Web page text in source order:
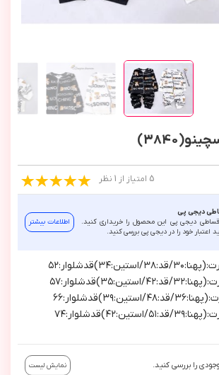
5 امتیاز از 1 نظر
دیجی پی
دیجی پی این محصول را خریداری کنید.
اعتبار خود را در دیجی پی بررسی کنید.
اطلاعات بیشتر
را بررسی کنید. نمایش لیست